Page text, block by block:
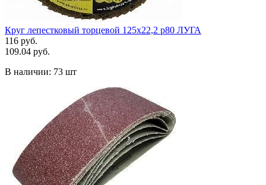
Круг лепестковый торцевой 125х22,2 р80 ЛУГА
116 руб.
109.04 руб.
В наличии: 73 шт